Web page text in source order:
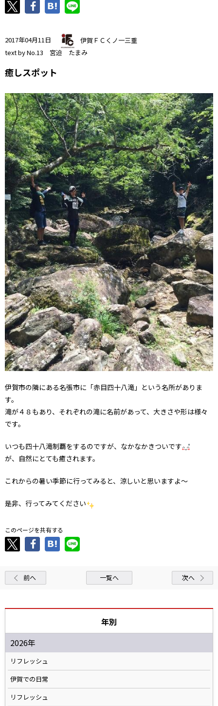
2017年04月11日
伊賀ＦＣくノ一三重
text by No.13 宮迫 たまみ
癒しスポット
伊賀市の隣にある名張市に「赤目四十八滝」という名所がありま
す。
滝が４８もあり、それぞれの滝に名前があって、大きさや形は様々
です。
いつも四十八滝制覇をするのですが、なかなかきついです
が、自然にとても癒されます。
これからの暑い季節に行ってみると、涼しいと思いますよ～
是非、行ってみてください
このページを共有する
前へ 一覧へ 次へ
年別
2026年
リフレッシュ
伊賀での日常
リフレッシュ